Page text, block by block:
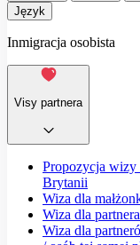
Język
Inmigracja osobista
Visy partnera
Propozycja
Brytanii
Wiza dla
Wiza dla
Wiza dla